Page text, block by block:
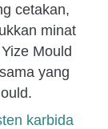
cetakan,
minat
Mould
yang
karbida